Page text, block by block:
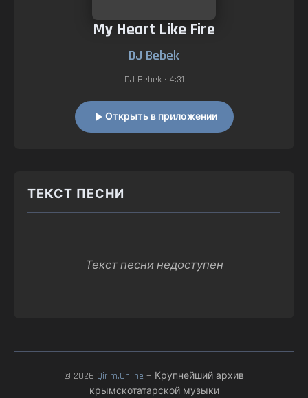
My Heart Like Fire
DJ Bebek
DJ Bebek• 4:31
Открыть в приложении
ТЕКСТ ПЕСНИ
Текст песни недоступен
© 2026 Qirim.Online — Крупнейший архив
крымскотатарской музыки